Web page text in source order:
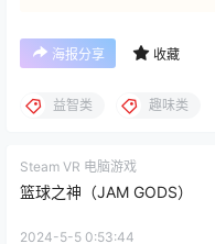
海报分享 收藏
益智类 趣味类
Steam VR 电脑游戏
篮球之神（JAM GODS）
2024-5-5 0:53:44